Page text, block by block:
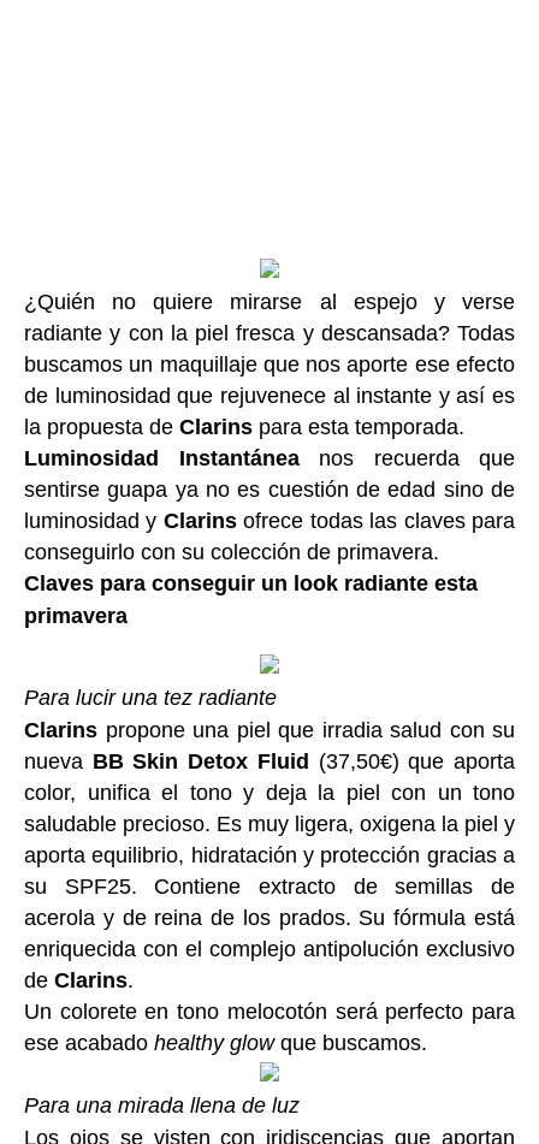
¿Quién no quiere mirarse al espejo y verse
radiante y con la piel fresca y descansada? Todas
buscamos un maquillaje que nos aporte ese efecto
de luminosidad que rejuvenece al instante y así es
la propuesta de Clarins para esta temporada.
Luminosidad Instantáneanos recuerda que
sentirse guapa ya no es cuestión de edad sino de
luminosidad y Clarinsofrece todas las claves para
conseguirlo con su colección de primavera.
Claves para conseguir un look radiante esta
primavera
Para lucir una tez radiante
Clarins propone una piel que irradia salud con su
nueva BB Skin Detox Fluid (37,50€) que aporta
color, unifica el tono y deja la piel con un tono
saludable precioso. Es muy ligera, oxigena la piel y
aporta equilibrio, hidratación y protección gracias a
su SPF25. Contiene extracto de semillas de
acerola y de reina de los prados. Su fórmula está
enriquecida con el complejo antipolución exclusivo
de Clarins.
Un colorete en tono melocotón será perfecto para
ese acabado healthy glowque buscamos.
Para una mirada llena de luz
Los ojos se visten con iridiscencias que aportan